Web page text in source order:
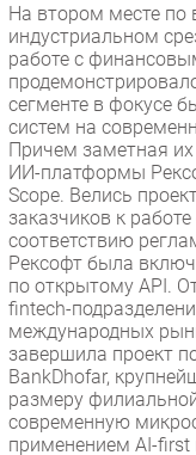
На втором месте по
индустриальном
работе с
сегменте в фокусе
систем на
Причем заметная
ИИ-платформы
Scope. Велись
заказчиков к
соответствию
Рексофт была
по открытому API.
fintech-
международных
завершила проект
BankDhofar,
размеру
современную
применением AI-first